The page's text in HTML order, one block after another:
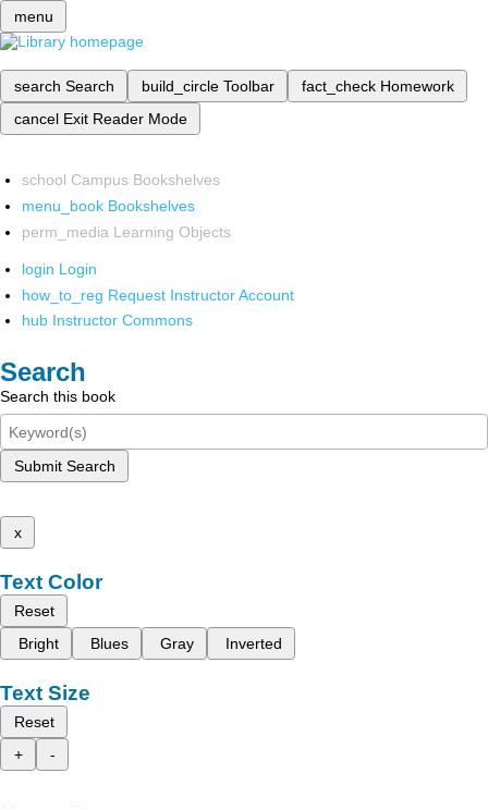
menu
search Search build_circle Toolbar fact_check Homework
cancel Exit Reader Mode
school Campus Bookshelves
menu_book Bookshelves
perm_media Learning Objects
login Login
how_to_reg Request Instructor Account
hub Instructor Commons
Search
Search this book
Submit Search
x
Text Color
Reset
Bright
Blues Gray Inverted
Text Size
Reset
+
-